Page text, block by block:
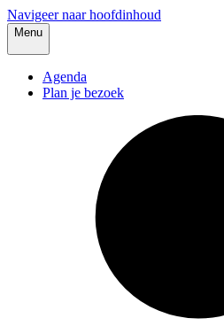
Navigeer naar hoofdinhoud
Menu
Agenda
Plan je bezoek